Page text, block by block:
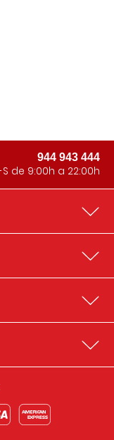
944 943 444
S de 9:00h a 22:00h